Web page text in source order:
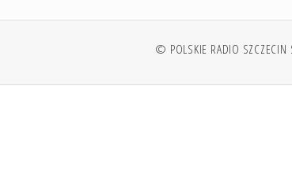
© POLSKIE RADIO SZCZECIN